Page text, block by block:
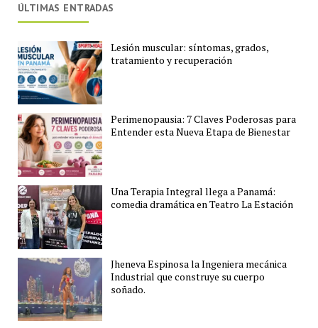
ÚLTIMAS ENTRADAS
Lesión muscular: síntomas, grados,
tratamiento y recuperación
Perimenopausia: 7 Claves Poderosas para
Entender esta Nueva Etapa de Bienestar
Una Terapia Integral llega a Panamá:
comedia dramática en Teatro La Estación
Jheneva Espinosa la Ingeniera mecánica
Industrial que construye su cuerpo
soñado.